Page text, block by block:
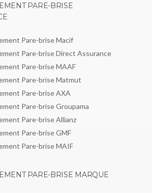
PARE-BRISE
Pare-brise Macif
Pare-brise Direct Assurance
Pare-brise MAAF
Pare-brise Matmut
Pare-brise AXA
Pare-brise Groupama
Pare-brise Allianz
Pare-brise GMF
Pare-brise MAIF
PARE-BRISE MARQUE